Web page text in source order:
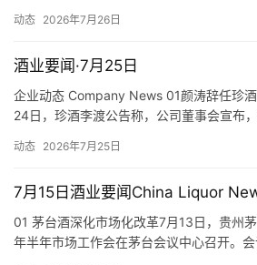
首
司
深
人
物
中心”变得具体而真实。 01Moutai
动态 2026年7月26日
酒业要闻·7月25日
企业动态 Company News 01颜涛辞任珍
24日，珍酒李渡公告称，公司董事会宣布
起生效。 01Yan Tao Resigns as
动态 2026年7月25日
7月15日酒业要闻China Liquor
01 茅台酒深化市场化改革7月13日，贵州
年半年市场工作会在茅台会议中心召开。